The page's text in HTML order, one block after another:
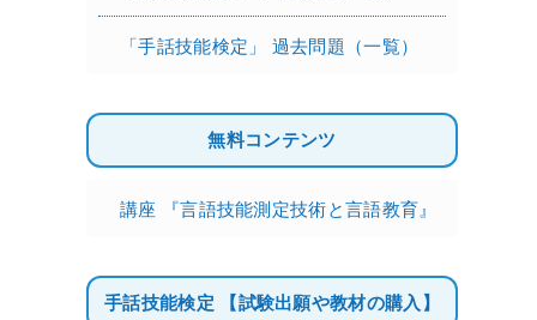
「手話技能検定」 過去問題（一覧）
無料コンテンツ
講座 『言語技能測定技術と言語教育』
手話技能検定 【試験出願や教材の購入】